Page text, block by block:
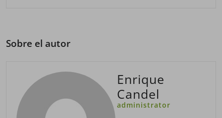
Sobre el autor
Enrique
Candel
administrator